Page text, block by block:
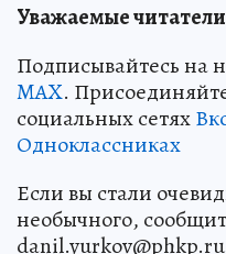
Уважаемые
Подписывайтесь на
MAX.
социальных сетях
Одноклассниках
Если вы стали
необычного,
danil.yurkov@phkp.ru